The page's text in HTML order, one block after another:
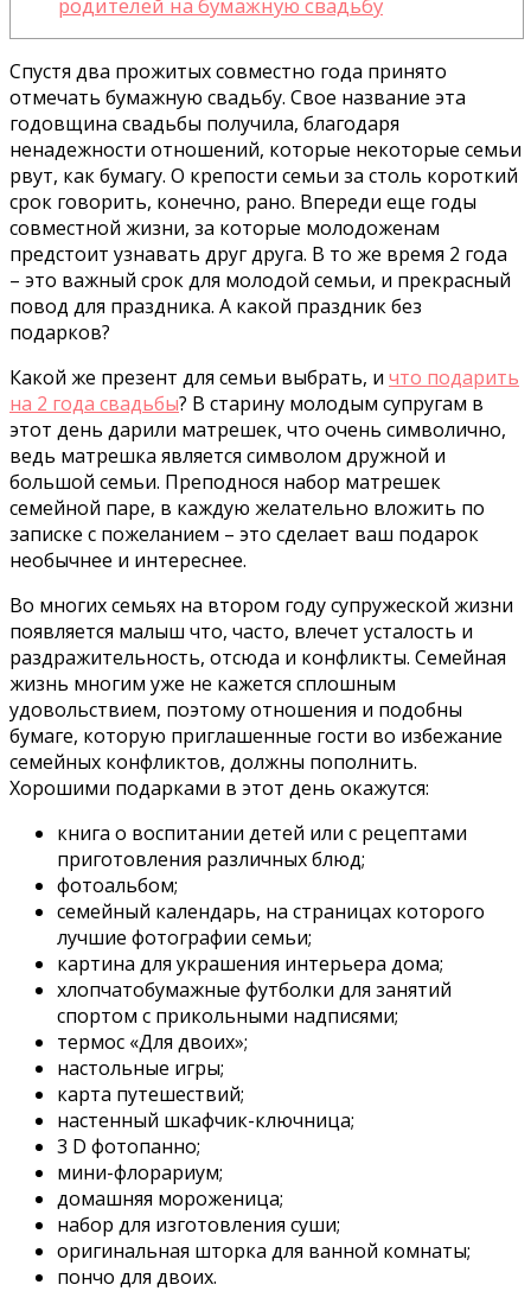
Спустя два прожитых совместно года принято
отмечать бумажную свадьбу. Свое название эта
годовщина свадьбы получила, благодаря
ненадежности отношений, которые некоторые семьи
рвут, как бумагу. О крепости семьи за столь короткий
срок говорить, конечно, рано. Впереди еще годы
совместной жизни, за которые молодоженам
предстоит узнавать друг друга. В то же время 2 года
– это важный срок для молодой семьи, и прекрасный
повод для праздника. А какой праздник без
подарков?
Какой же презент для семьи выбрать, и что подарить
на 2 года свадьбы? В старину молодым супругам в
этот день дарили матрешек, что очень символично,
ведь матрешка является символом дружной и
большой семьи. Преподнося набор матрешек
семейной паре, в каждую желательно вложить по
записке с пожеланием – это сделает ваш подарок
необычнее и интереснее.
Во многих семьях на втором году супружеской жизни
появляется малыш что, часто, влечет усталость и
раздражительность, отсюда и конфликты. Семейная
жизнь многим уже не кажется сплошным
удовольствием, поэтому отношения и подобны
бумаге, которую приглашенные гости во избежание
семейных конфликтов, должны пополнить.
Хорошими подарками в этот день окажутся:
книга о воспитании детей или с рецептами
приготовления различных блюд;
фотоальбом;
семейный календарь, на страницах которого
лучшие фотографии семьи;
картина для украшения интерьера дома;
хлопчатобумажные футболки для занятий
спортом с прикольными надписями;
термос «Для двоих»;
настольные игры;
карта путешествий;
настенный шкафчик-ключница;
3 D фотопанно;
мини-флорариум;
домашняя мороженица;
набор для изготовления суши;
оригинальная шторка для ванной комнаты;
пончо для двоих.